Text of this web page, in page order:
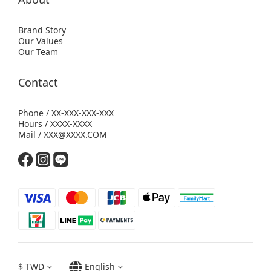
Brand Story
Our Values
Our Team
Contact
Phone / XX-XXX-XXX-XXX
Hours / XXXX-XXXX
Mail / XXX@XXXX.COM
$ TWD English